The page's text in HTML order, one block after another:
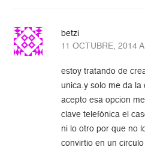
betzi
11 OCTUBRE, 2014
estoy tratando de
unica.y solo me da la
acepto esa opcion
clave telefónica el
ni lo otro por que no
convirtio en un